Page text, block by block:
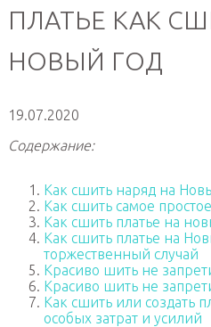
ПЛАТЬЕ КАК
НОВЫЙ ГОД
19.07.2020
Содержание:
Как сшить наряд на
Как сшить самое
Как сшить платье на
Как сшить платье на
торжественный случай
Красиво шить не
Красиво шить не
Как сшить или создать
особых затрат и усилий